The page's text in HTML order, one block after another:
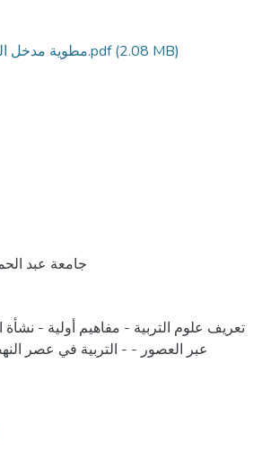
مطوية مدخل الى علوم التربية 11 (2).pdf(2.08 MB)
جامعة عبد
تعريف علوم التربية - مفاهيم أولية - نشأة
عبر العصور - - التربية في عصر